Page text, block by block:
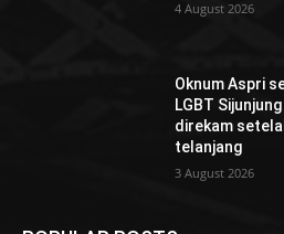
4 August 2026
Oknum Aspri
LGBT
direkam
telanjang
3 August 2026